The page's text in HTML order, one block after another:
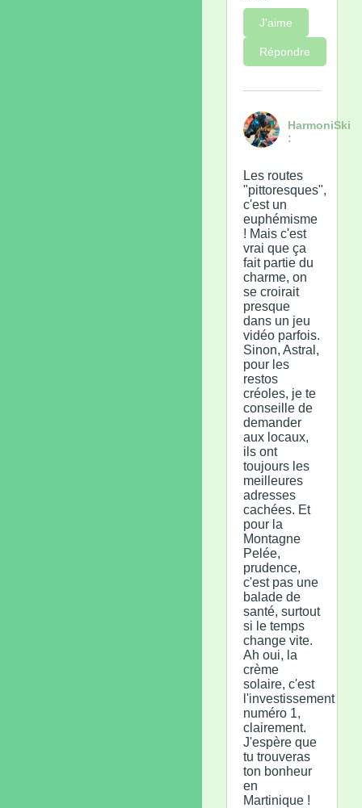
J'aime
Répondre
HarmoniSki
:
Les routes
"pittoresques",
c'est un
euphémisme
! Mais c'est
vrai que ça
fait partie du
charme, on
se croirait
presque
dans un jeu
vidéo parfois.
Sinon, Astral,
pour les
restos
créoles, je te
conseille de
demander
aux locaux,
ils ont
toujours les
meilleures
adresses
cachées. Et
pour la
Montagne
Pelée,
prudence,
c'est pas une
balade de
santé, surtout
si le temps
change vite.
Ah oui, la
crème
solaire, c'est
l'investissement
numéro 1,
clairement.
J'espère que
tu trouveras
ton bonheur
en
Martinique !